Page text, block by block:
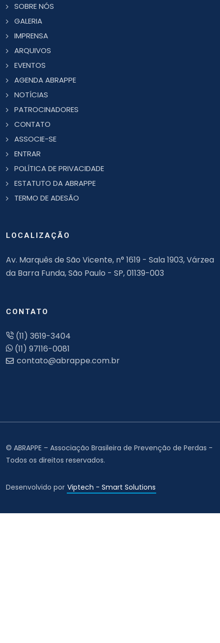
SOBRE NÓS
GALERIA
IMPRENSA
ARQUIVOS
EVENTOS
AGENDA ABRAPPE
NOTÍCIAS
PATROCINADORES
CONTATO
ASSOCIE-SE
ENTRAR
POLÍTICA DE PRIVACIDADE
ESTATUTO DA ABRAPPE
TERMO DE ADESÃO
LOCALIZAÇÃO
Av. Marquês de São Vicente, n° 1619 - Sala 1903, Várzea
da Barra Funda, São Paulo - SP, 01139-003
CONTATO
(11) 3619-3404
(11) 97116-0081
© ABRAPPE – Associação Brasileira de Prevenção de Perdas -
Todos os direitos reservados.
Desenvolvido por Viptech - Smart Solutions